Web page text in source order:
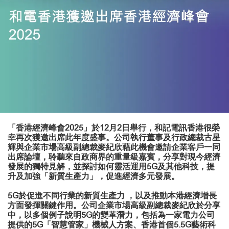
「香港經濟峰會2025」於12月2日舉行，和記電訊香港很榮
幸再次獲邀出席此年度盛事。公司執行董事及行政總裁古星
輝與企業市場高級副總裁麥紀欣藉此機會邀請企業客戶一同
出席論壇，聆聽來自政商界的重量級嘉賓，分享對現今經濟
發展的獨特見解，並探討如何靈活運用5G及其他科技，提
升及加強「新質生產力」，促進經濟多元發展。
5G於促進不同行業的新質生產力 ，以及推動本港經濟增長
方面發揮關鍵作用。公司企業市場高級副總裁麥紀欣於分享
中，以多個例子說明5G的變革潛力，包括為一家電力公司
提供的5G「智慧管家」機械人方案、香港首個5.5G藝術科